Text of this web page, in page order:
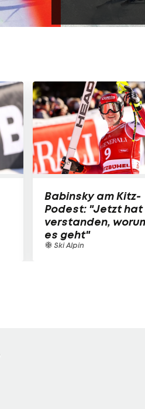
Babinsky am Kitz-
Podest: "Jetzt hat
verstanden,
es geht"
Ski Alpin